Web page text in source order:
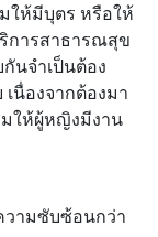
ให้มีบุตร หรือให้
การสาธารณสุข
นจำเป็นต้อง
นื่องจากต้องมา
มให้ผู้หญิงมีงาน
วามซับซ้อนกว่า